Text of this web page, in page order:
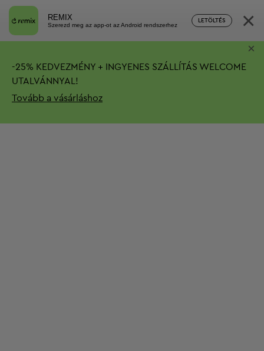
REMIX
Szerezd meg az app-ot az Android rendszerhez
LETÖLTÉS ×
-25% KEDVEZMÉNY + INGYENES SZÁLLÍTÁS WELCOME
UTALVÁNNYAL!
Tovább a vásárláshoz
×